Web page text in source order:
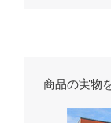
商品の実物